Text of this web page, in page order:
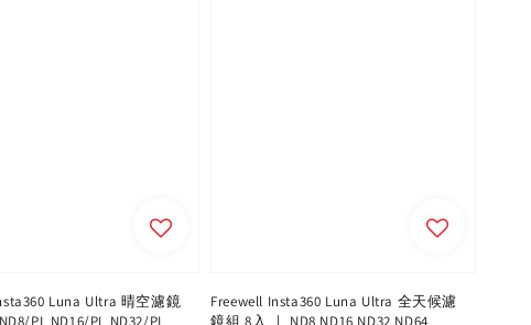
Luna Ultra 晴空濾鏡
Freewell Insta360 Luna Ultra 全天候濾